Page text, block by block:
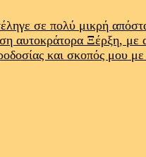
σε πολύ μικρή
αυτοκράτορα Ξέρξη,
και σκοπός μου